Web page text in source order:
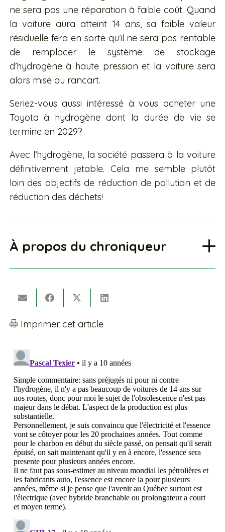
ne sera pas une réparation à faible coût. Quand
la voiture aura atteint 14 ans, sa faible valeur
résiduelle fera en sorte qu’il ne sera pas rentable
de remplacer le système de stockage
d’hydrogène à haute pression et la voiture sera
alors mise au rancart.
Seriez-vous aussi intéressé à vous acheter une
Toyota à hydrogène dont la durée de vie se
termine en 2029?
Avec l’hydrogène, la société passera à la voiture
définitivement jetable. Cela me semble plutôt
loin des objectifs de réduction de pollution et de
réduction des déchets!
À propos du chroniqueur
Imprimer cet article